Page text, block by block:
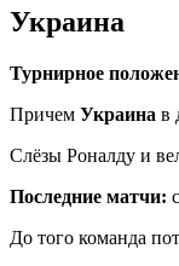
Украина
Турнирное
Причем Украина в
Слёзы Роналду и
Последние матчи:
До того команда